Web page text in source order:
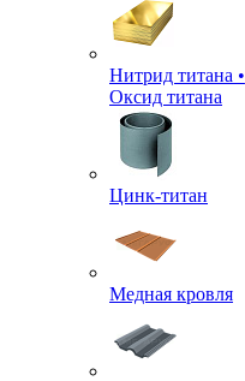
Нитрид титана •
Оксид титана
Цинк-титан
Медная кровля